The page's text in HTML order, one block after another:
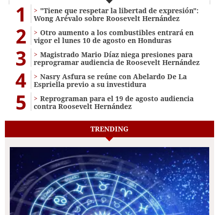
1
"Tiene que respetar la libertad de expresión":
Wong Arévalo sobre Roosevelt Hernández
2
Otro aumento a los combustibles entrará en
vigor el lunes 10 de agosto en Honduras
3
Magistrado Mario Díaz niega presiones para
reprogramar audiencia de Roosevelt Hernández
4
Nasry Asfura se reúne con Abelardo De La
Espriella previo a su investidura
5
Reprograman para el 19 de agosto audiencia
contra Roosevelt Hernández
TRENDING